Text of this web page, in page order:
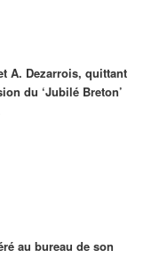
A. Dezarrois, quittant
du ‘Jubilé Breton’
au bureau de son